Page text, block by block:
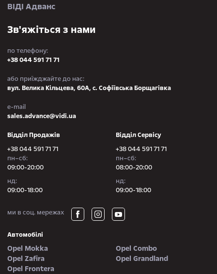
ВІДІ Адванс
Зв'яжіться з нами
по телефону:
+38 044 591 71 71
або приїжджайте до нас:
вул. Велика Кільцева, 60А, с. Софіївська Борщагівка
e-mail
sales.advance@vidi.ua
Відділ Продажів
+38 044 591 71 71
пн–сб:
09:00-20:00
нд:
09:00-18:00
Відділ Сервісу
+38 044 591 71 71
пн–сб:
08:00-20:00
нд:
09:00-18:00
ми в соц. мережах
Автомобілі
Opel Mokka
Opel Combo
Opel Zafira
Opel Grandland
Opel Frontera